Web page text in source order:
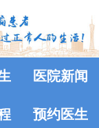
医院新闻
预约医生